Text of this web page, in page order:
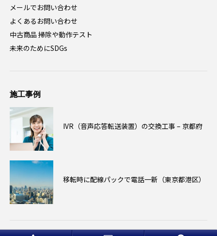
メールでお問い合わせ
よくあるお問い合わせ
中古商品 掃除や動作テスト
未来のためにSDGs
施工事例
IVR（音声応答転送装置）の交換工事 – 京都府
移転時に配線パックで電話一新（東京都港区）